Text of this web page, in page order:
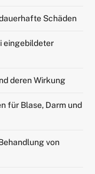
Schäden
eingebildeter
deren Wirkung
für Blase, Darm und
von